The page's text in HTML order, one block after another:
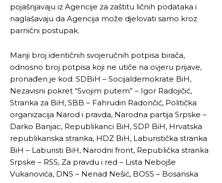
pojašnjavaju iz Agencije za zaštitu ličnih podataka i
naglašavaju da Agencija može djelovati samo kroz
parnični postupak.
Manji broj identičnih svojeručnih potpisa birača,
odnosno broj potpisa koji ne utiče na ovjeru prijave,
pronađen je kod: SDBiH – Socijaldemokrate BiH,
Nezavisni pokret “Svojim putem” – Igor Radojičić,
Stranka za BiH, SBB – Fahrudin Radončić, Politička
organizacija Narod i pravda, Narodna partija Srpske –
Darko Banjac, Republikanci BiH, SDP BiH, Hrvatska
republikanska stranka, HDZ BiH, Laburistička stranka
BiH – Laburisti BiH, Narodni front, Republička stranka
Srpske – RSS, Za pravdu i red – Lista Nebojše
Vukanovića, DNS – Nenad Nešić, BOSS – Bosanska